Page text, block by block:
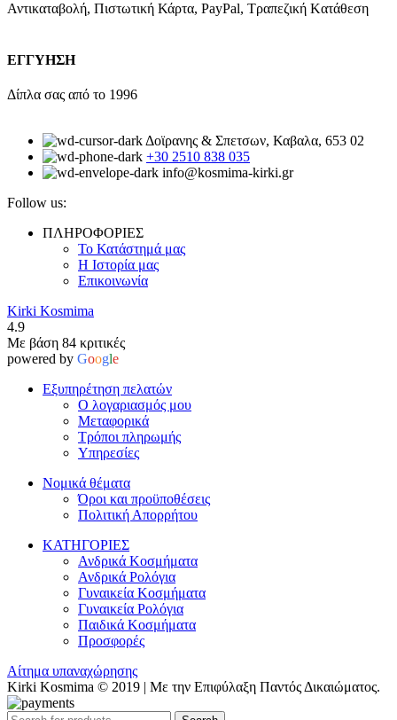
Αντικαταβολή, Πιστωτική Κάρτα, PayPal, Τραπεζική Kατάθεση
ΕΓΓΥΗΣΗ
Δίπλα σας από το 1996
Δοϊρανης & Σπετσων, Καβαλα, 653 02
+30 2510 838 035
info@kosmima-kirki.gr
Follow us:
ΠΛΗΡΟΦΟΡΙΕΣ
Το Κατάστημά μας
Η Ιστορία μας
Επικοινωνία
Kirki Kosmima
4.9
Με βάση 84 κριτικές
powered by Google
Εξυπηρέτηση πελατών
Ο λογαριασμός μου
Μεταφορικά
Τρόποι πληρωμής
Υπηρεσίες
Νομικά θέματα
Όροι και προϋποθέσεις
Πολιτική Απορρήτου
ΚΑΤΗΓΟΡΙΕΣ
Ανδρικά Κοσμήματα
Ανδρικά Ρολόγια
Γυναικεία Κοσμήματα
Γυναικεία Ρολόγια
Παιδικά Κοσμήματα
Προσφορές
Αίτημα υπαναχώρησης
Kirki Kosmima © 2019 | Με την Επιφύλαξη Παντός Δικαιώματος.